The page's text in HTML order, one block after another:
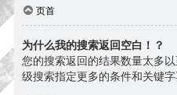
页首
为什么我的搜索返回空白！？
您的搜索返回的结果数量太多
级搜索指定更多的条件和关键字